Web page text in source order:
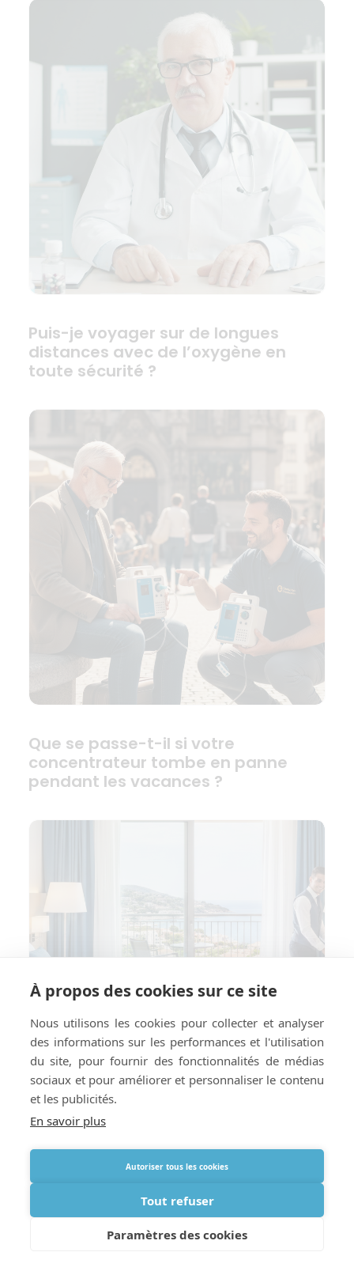
Puis-je voyager sur de longues
distances avec de l’oxygène en
toute sécurité ?
Que se passe-t-il si votre
concentrateur tombe en panne
pendant les vacances ?
Comment préparer votre hôtel ou
location de vacances à la livraison
d’oxygène à l’étranger
À propos des cookies sur ce site
Nous utilisons les cookies pour collecter et analyser
des informations sur les performances et l'utilisation
du site, pour fournir des fonctionnalités de médias
sociaux et pour améliorer et personnaliser le contenu
et les publicités.
En savoir plus
Autoriser tous les cookies
Tout refuser
Paramètres des cookies